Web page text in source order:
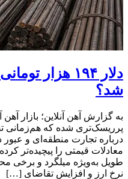
دلار ۱۹۴ هزار
شد؟
به گزارش آهن آنلاین؛ بازار
پرریسک‌تری شده که هم‌زمانی
معادلات قیمتی را پیچیده‌تر
طویل به‌ویژه میلگرد و برخی
نرخ ارز و افزایش تقاضای […]